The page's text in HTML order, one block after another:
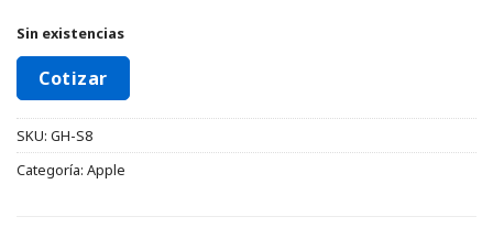
Sin existencias
Cotizar
SKU: GH-S8
Categoría: Apple